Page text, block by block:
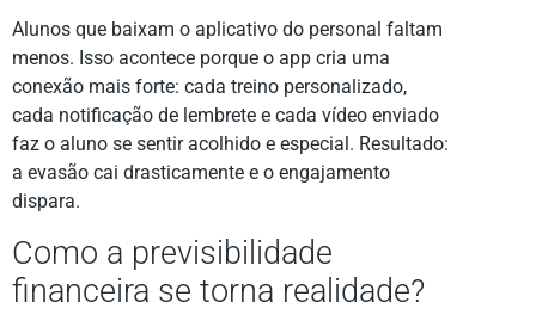
Alunos que baixam o aplicativo do personal faltam
menos. Isso acontece porque o app cria uma
conexão mais forte: cada treino personalizado,
cada notificação de lembrete e cada vídeo enviado
faz o aluno se sentir acolhido e especial. Resultado:
a evasão cai drasticamente e o engajamento
dispara.
Como a previsibilidade
financeira se torna realidade?